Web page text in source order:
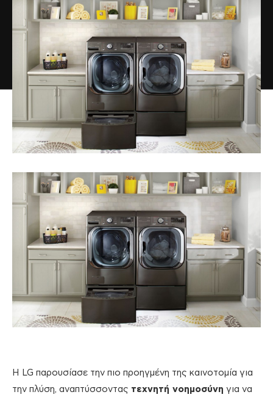
Η LG παρουσίασε την πιο προηγμένη της καινοτομία για
την πλύση, αναπτύσσοντας τεχνητή νοημοσύνη για να